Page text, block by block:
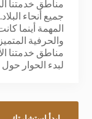
مناطق خدمتنا
جميع أنحاء
المهمة أينما
والحرفية
مناطق خدمتنا
لبدء الحوار